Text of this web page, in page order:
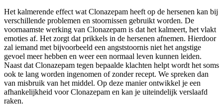
Het kalmerende effect wat Clonazepam heeft op de hersenen kan bij
verschillende problemen en stoornissen gebruikt worden. De
voornaamste werking van Clonazepam is dat het kalmeert, het vlakt
emoties af. Het zorgt dat prikkels in de hersenen afnemen. Hierdoor
zal iemand met bijvoorbeeld een angststoornis niet het angstige
gevoel meer hebben en weer een normaal leven kunnen leiden.
Naast dat Clonazepam tegen bepaalde klachten helpt wordt het soms
ook te lang worden ingenomen of zonder recept. We spreken dan
van misbruik van het middel. Op deze manier ontwikkel je een
afhankelijkheid voor Clonazepam en kan je uiteindelijk verslaafd
raken.